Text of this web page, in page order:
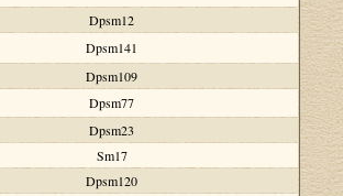
Dpsm12
Dpsm141
Dpsm109
Dpsm77
Dpsm23
Sm17
Dpsm120